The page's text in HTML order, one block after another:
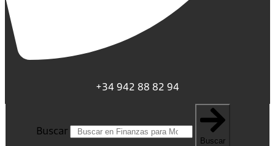
+34 942 88 82 94
Buscar
Buscar